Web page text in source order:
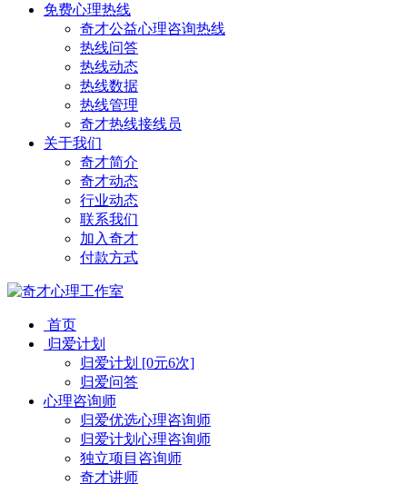
免费心理热线
奇才公益心理咨询热线
热线问答
热线动态
热线数据
热线管理
奇才热线接线员
关于我们
奇才简介
奇才动态
行业动态
联系我们
加入奇才
付款方式
首页
归爱计划
归爱计划 [0元6次]
归爱问答
心理咨询师
归爱优选心理咨询师
归爱计划心理咨询师
独立项目咨询师
奇才讲师